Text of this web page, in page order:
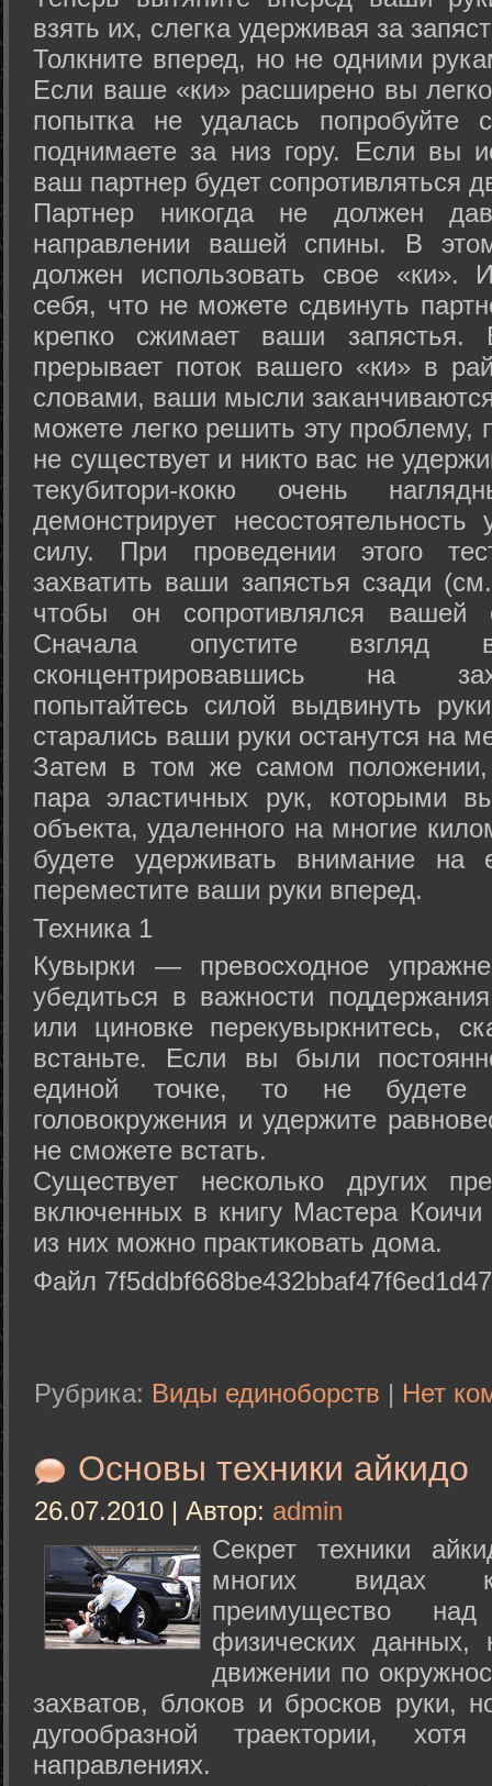
взять их, слегка удерживая за
Толкните вперед, но не одними
Если ваше «ки» расширено вы
попытка не удалась попробуйте
поднимаете за низ гору. Если вы
ваш партнер будет сопротивляться
Партнер никогда не должен
направлении вашей спины. В
должен использовать свое «ки».
себя, что не можете сдвинуть
крепко сжимает ваши запястья.
прерывает поток вашего «ки» в
словами, ваши мысли
можете легко решить эту проблему,
не существует и никто вас не
текубитори-кокю очень
демонстрирует
силу. При проведении этого
захватить ваши запястья сзади
чтобы он сопротивлялся вашей
Сначала опустите
сконцентрировавшись на
попытайтесь силой выдвинуть
старались ваши руки останутся на
Затем в том же самом положении,
пара эластичных рук, которыми
объекта, удаленного на многие
будете удерживать внимание на
переместите ваши руки вперед.
Техника 1
Кувырки — превосходное
убедиться в важности
или циновке перекувыркнитесь,
встаньте. Если вы были
единой точке, то не будете
головокружения и удержите
не сможете встать.
Существует несколько других
включенных в книгу Мастера
из них можно практиковать дома.
Файл
Рубрика: Виды единоборств | Нет
Основы техники айкидо
26.07.2010 | Автор: admin
Секрет техники
многих видах
преимущество
физических данных,
движении по
захватов, блоков и бросков руки,
дугообразной траектории,
направлениях.